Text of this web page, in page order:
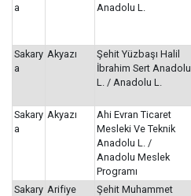
a
Anadolu L.
Sakary
a
Akyazı
Şehit Yüzbaşı Halil
İbrahim Sert Anadolu
L. / Anadolu L.
Sakary
a
Akyazı
Ahi Evran Ticaret
Mesleki Ve Teknik
Anadolu L. /
Anadolu Meslek
Programı
Sakary Arifiye
Şehit Muhammet